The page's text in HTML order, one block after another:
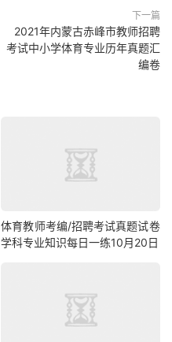
下一篇
2021年内蒙古赤峰市教师招聘
考试中小学体育专业历年真题汇
编卷
体育教师考编/招聘考试真题试卷
学科专业知识每日一练10月20日